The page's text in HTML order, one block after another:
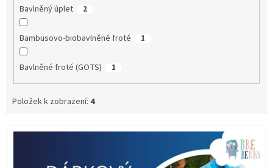
Bavlněný úplet 2
Bambusovo-biobavlněné froté 1
Bavlněné froté (GOTS) 1
Položek k zobrazení: 4